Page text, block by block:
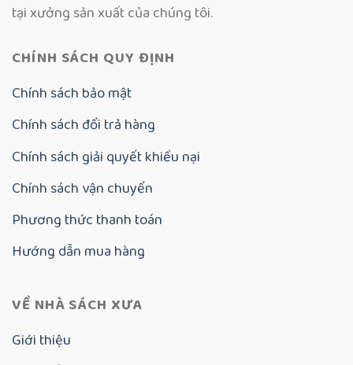
tại xưởng sản xuất của chúng tôi.
CHÍNH SÁCH QUY ĐỊNH
Chính sách bảo mật
Chính sách đổi trả hàng
Chính sách giải quyết khiếu nại
Chính sách vận chuyển
Phương thức thanh toán
Hướng dẫn mua hàng
VỀ NHÀ SÁCH XƯA
Giới thiệu